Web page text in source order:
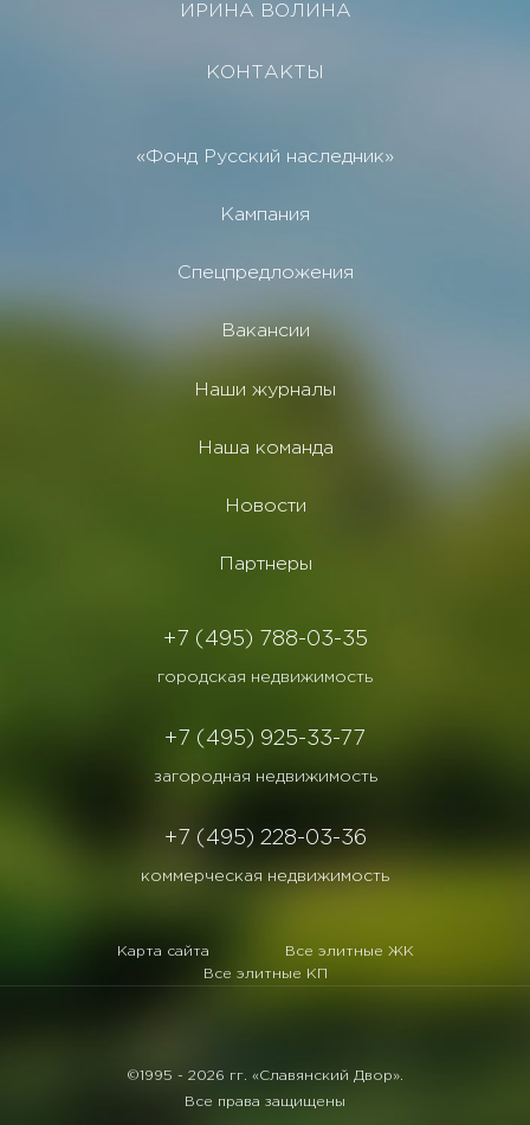
ИРИНА ВОЛИНА
КОНТАКТЫ
«Фонд Русский наследник»
Кампания
Спецпредложения
Вакансии
Наши журналы
Наша команда
Новости
Партнеры
+7 (495) 788-03-35
городская недвижимость
+7 (495) 925-33-77
загородная недвижимость
+7 (495) 228-03-36
коммерческая недвижимость
Карта сайта
Все элитные ЖК
Все элитные КП
©1995 - 2026 гг. «Славянский Двор».
Все права защищены